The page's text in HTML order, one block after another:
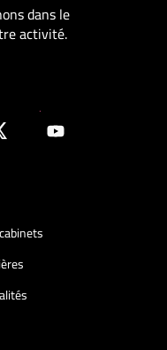
dans le
activité.